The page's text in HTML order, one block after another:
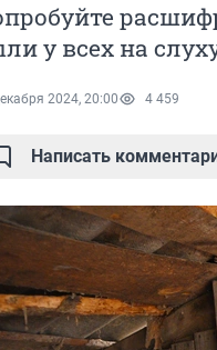
у всех на
2024, 20:00 4 459
Написать